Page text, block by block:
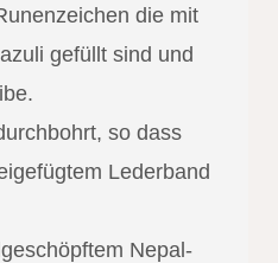
die mit
gefüllt sind und
so dass
Lederband
Nepal-